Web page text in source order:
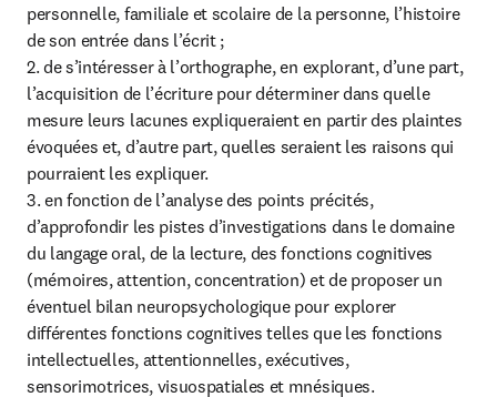
personnelle, familiale et scolaire de la personne, l’histoire
de son entrée dans l’écrit ;
2. de s’intéresser à l’orthographe, en explorant, d’une part,
l’acquisition de l’écriture pour déterminer dans quelle
mesure leurs lacunes expliqueraient en partir des plaintes
évoquées et, d’autre part, quelles seraient les raisons qui
pourraient les expliquer.
3. en fonction de l’analyse des points précités,
d’approfondir les pistes d’investigations dans le domaine
du langage oral, de la lecture, des fonctions cognitives
(mémoires, attention, concentration) et de proposer un
éventuel bilan neuropsychologique pour explorer
différentes fonctions cognitives telles que les fonctions
intellectuelles, attentionnelles, exécutives,
sensorimotrices, visuospatiales et mnésiques.